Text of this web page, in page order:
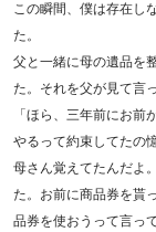
この瞬間、僕は存在し
た。
父と一緒に母の遺品を
た。それを父が見て言っ
「ほら、三年前にお
やるって約束してたの
母さん覚えてたんだよ
た。お前に商品券を貰
品券を使おうって言っ